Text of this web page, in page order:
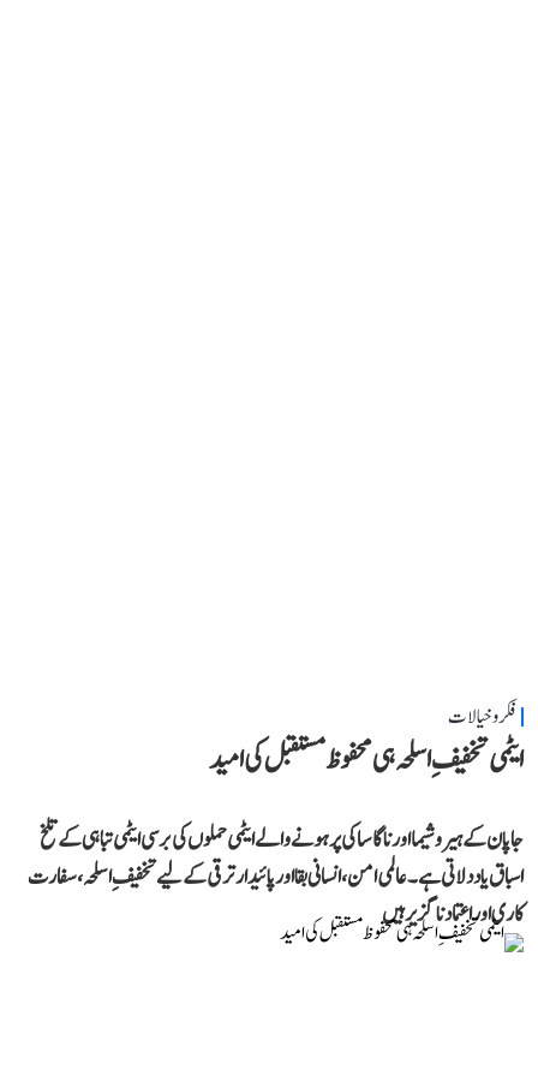
فکر و خیالات
ایٹمی تخفیفِ اسلحہ ہی محفوظ مستقبل کی امید
جاپان کے ہیروشیما اور ناگاساکی پر ہونے والے ایٹمی حملوں کی برسی ایٹمی تباہی کے تلخ
اسباق یاد دلاتی ہے۔ عالمی امن، انسانی بقا اور پائیدار ترقی کے لیے تخفیفِ اسلحہ، سفارت
کاری اور اعتماد ناگزیر ہیں